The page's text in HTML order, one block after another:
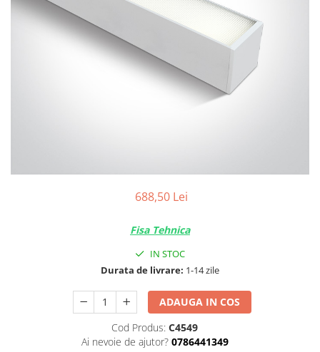
688,50 Lei
Fisa Tehnica
IN STOC
Durata de livrare: 1-14 zile
ADAUGA IN COS
Cod Produs: C4549
Ai nevoie de ajutor? 0786441349